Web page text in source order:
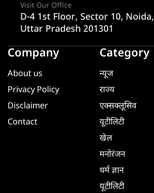
Visit Our Office
D-4 1st Floor, Sector 10, Noida,
Uttar Pradesh 201301
Company
About us
Privacy Policy
Disclaimer
Contact
Category
न्यूज
राज्य
एक्सक्लूसिव
यूटीलिटी
खेल
मनोरंजन
धर्म ज्ञान
यूटीलिटी